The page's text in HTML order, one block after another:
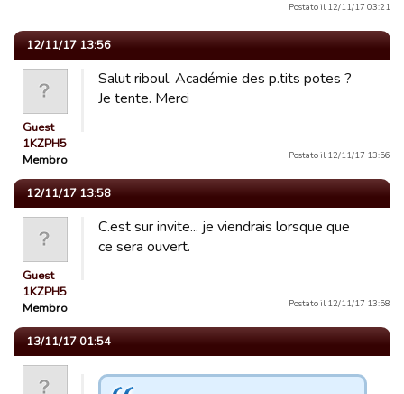
Postato il 12/11/17 03:21
12/11/17 13:56
Guest
1KZPH5
Membro
Salut riboul. Académie des p.tits potes ?
Je tente. Merci
Postato il 12/11/17 13:56
12/11/17 13:58
Guest
1KZPH5
Membro
C.est sur invite... je viendrais lorsque que
ce sera ouvert.
Postato il 12/11/17 13:58
13/11/17 01:54